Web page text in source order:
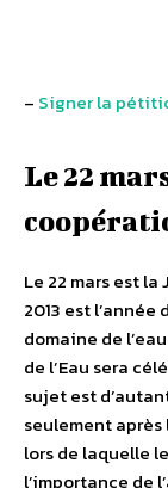
– Signer la
Le 22
Le 22 mars est la
2013 est
domaine de
de l’Eau sera
sujet est
seulement
lors de laquelle
l’importance de